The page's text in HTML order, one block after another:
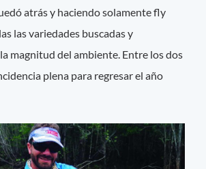
atrás y haciendo solamente fly
las variedades buscadas y
magnitud del ambiente. Entre los dos
plena para regresar el año